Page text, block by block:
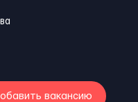
вакансию